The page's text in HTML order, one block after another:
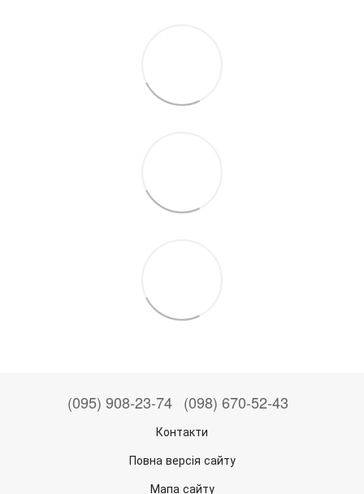
(095) 908-23-74 (098) 670-52-43
Контакти
Повна версія сайту
Мапа сайту